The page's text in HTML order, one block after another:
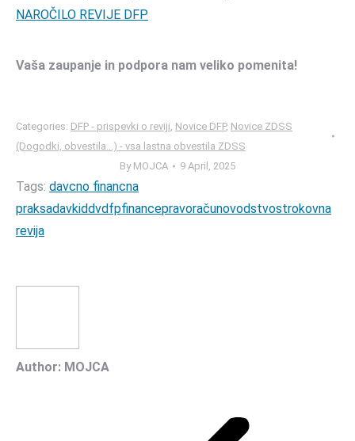
NAROČILO REVIJE DFP
Vaša zaupanje in podpora nam veliko pomenita!
Categories: DFP - prispevki o reviji, Novice DFP, Novice ZDSS
(Dogodki, obvestila...) - vsa lastna obvestila ZDSS
By MOJCA 9 April, 2025
Tags: davcno financna
praksadavkiddvdfpfinancepravoračunovodstvostrokovna
revija
Author: MOJCA